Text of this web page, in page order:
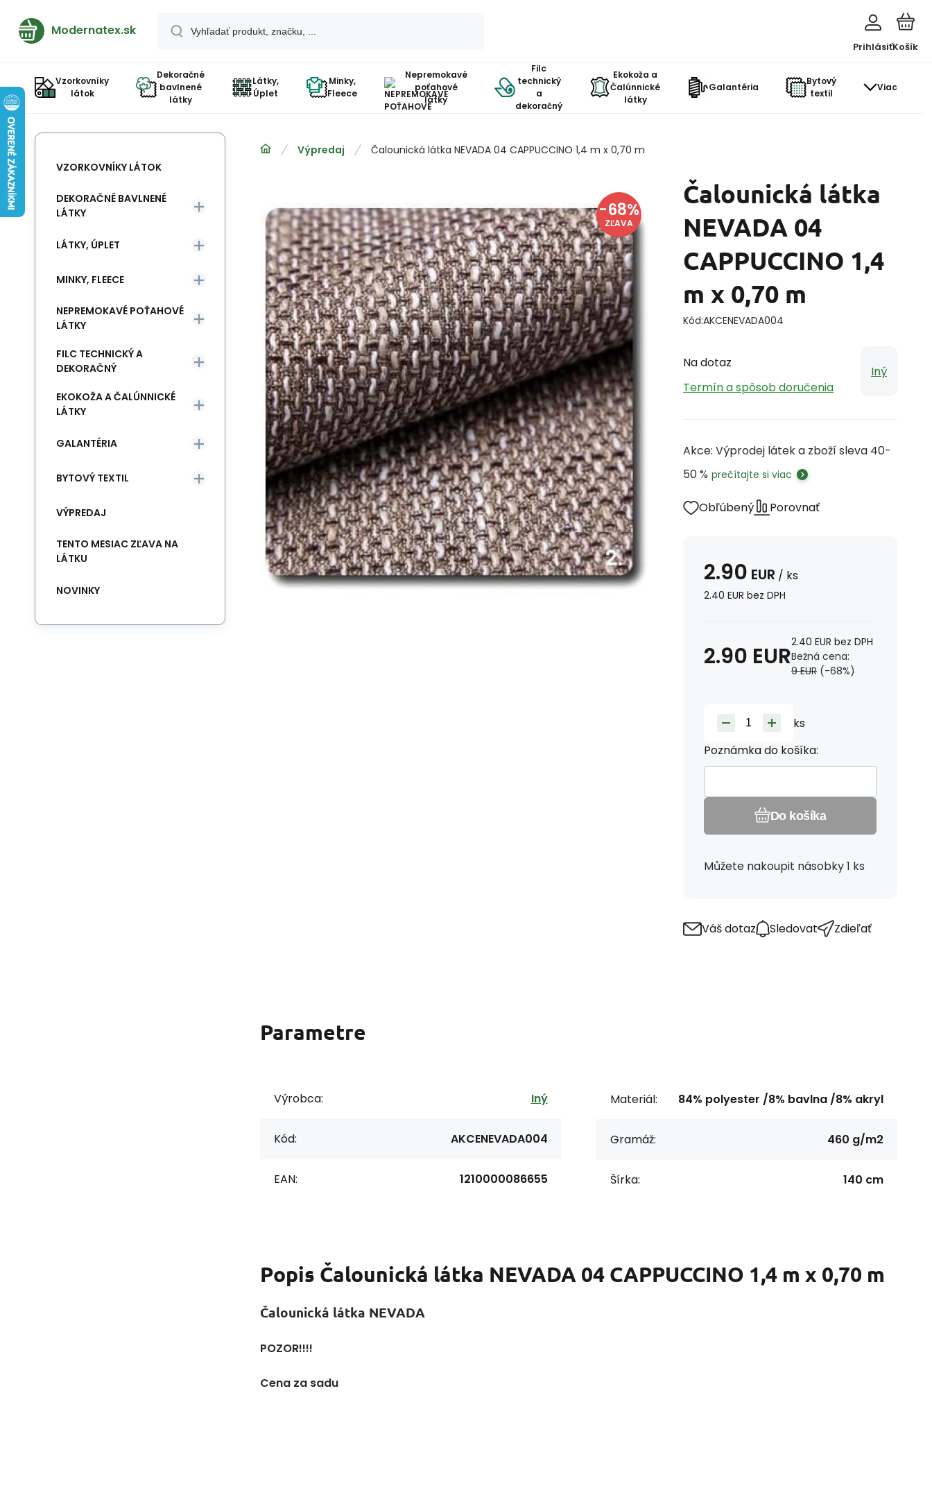
Modernatex.sk
PrihlásiťKošík
Vzorkovníky
látok
Dekoračné
bavlnené
látky
Látky,
Úplet
Minky,
Fleece
Nepremokavé
poťahové
látky
Filc
technický
a
dekoračný
Ekokoža a
Čalúnnické
látky
Galantéria
Bytový
textil
Viac
Výpredaj Čalounická látka NEVADA 04 CAPPUCCINO 1,4 m x 0,70 m
-68%
ZĽAVA
Čalounická látka
NEVADA 04
CAPPUCCINO 1,4
m x 0,70 m
Kód:AKCENEVADA004
Na dotaz
Termín a spôsob doručenia
Iný
Akce: Výprodej látek a zboží sleva 40-
50 % prečítajte si viac
Obľúbený Porovnať
2.90 EUR / ks
2.40 EUR bez DPH
2.90 EUR2.40 EUR bez DPH
Bežná cena:
9 EUR (-68%)
ks
Poznámka do košíka:
Do košíka
Můžete nakoupit násobky 1 ks
Váš dotaz Sledovat Zdieľať
Parametre
Výrobca: Iný
Kód: AKCENEVADA004
EAN: 1210000086655
Materiál: 84% polyester /8% bavlna /8% akryl
Gramáž: 460 g/m2
Šírka: 140 cm
Popis Čalounická látka NEVADA 04 CAPPUCCINO 1,4 m x 0,70 m
Čalounická látka NEVADA
POZOR!!!!
Cena za sadu
VZORKOVNÍKY LÁTOK
DEKORAČNÉ BAVLNENÉ
LÁTKY
LÁTKY, ÚPLET
MINKY, FLEECE
NEPREMOKAVÉ POŤAHOVÉ
LÁTKY
FILC TECHNICKÝ A
DEKORAČNÝ
EKOKOŽA A ČALÚNNICKÉ
LÁTKY
GALANTÉRIA
BYTOVÝ TEXTIL
VÝPREDAJ
TENTO MESIAC ZĽAVA NA
LÁTKU
NOVINKY